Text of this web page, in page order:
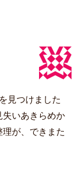
見つけました
失いあきらめか
が、できまた